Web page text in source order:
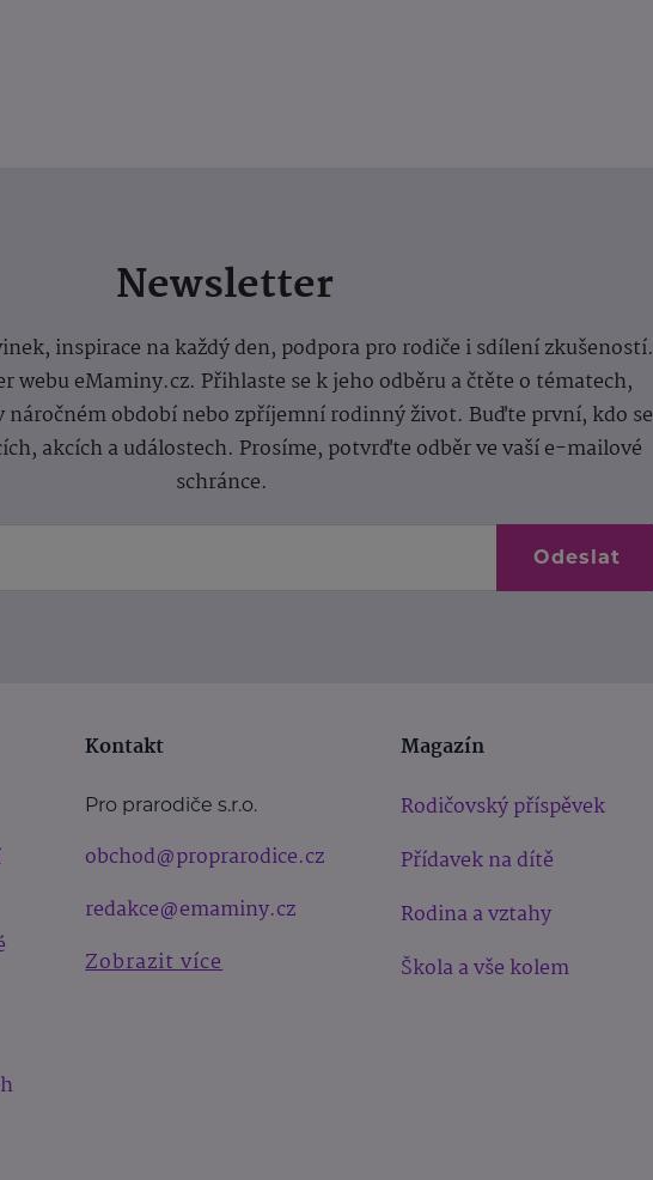
Newsletter
inspirace na každý den, podpora pro rodiče i sdílení zkušeností.
webu eMaminy.cz. Přihlaste se k jeho odběru a čtěte o tématech,
náročném období nebo zpříjemní rodinný život. Buďte první, kdo se
akcích a událostech. Prosíme, potvrďte odběr ve vaší e-mailové
schránce.
Odeslat
Kontakt
Pro prarodiče s.r.o.
obchod@proprarodice.cz
redakce@emaminy.cz
Zobrazit více
Magazín
Rodičovský příspěvek
Přídavek na dítě
Rodina a vztahy
Škola a vše kolem